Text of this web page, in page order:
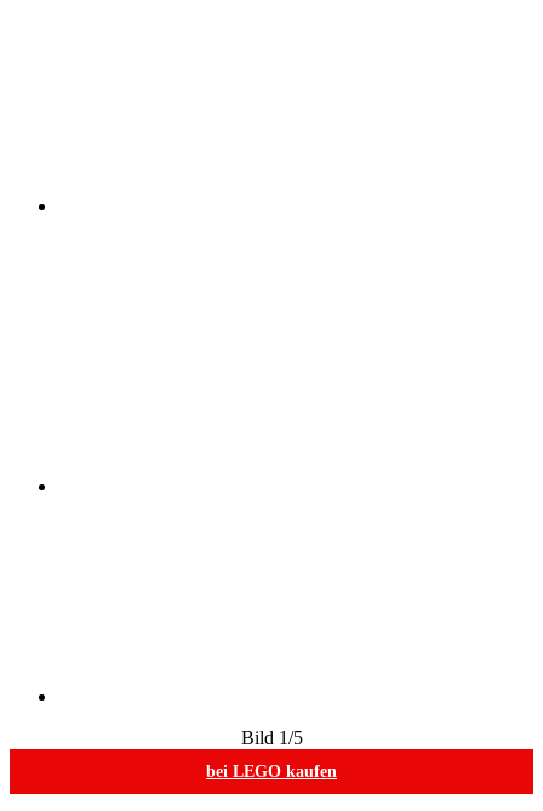
Bild 1/5
bei LEGO kaufen